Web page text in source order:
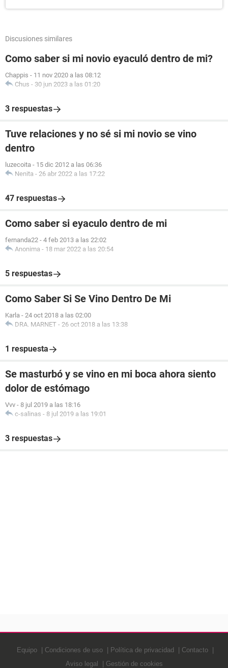
Discusiones similares
Como saber si mi novio eyaculó dentro de mi?
Chappis - 11 nov 2020 a las 08:12
Chus - 30 jun 2023 a las 01:20
3 respuestas
Tuve relaciones y no sé si mi novio se vino
dentro
luzecoita - 15 dic 2012 a las 06:36
Nenita - 26 abr 2022 a las 17:22
47 respuestas
Como saber si eyaculo dentro de mi
fernanda22 - 4 feb 2013 a las 22:02
Anonima - 18 mar 2022 a las 20:54
5 respuestas
Como Saber Si Se Vino Dentro De Mi
Karla - 24 oct 2018 a las 02:00
DRA. MARNET - 26 oct 2018 a las 13:38
1 respuesta
Se masturbó y se vino en mi boca ahora siento
dolor de estómago
Vvv - 8 jul 2019 a las 18:16
c-salinas - 8 jul 2019 a las 19:01
3 respuestas
Equipo Condiciones de uso Política de privacidad
Contacto
Aviso legal
Gestión de cookies